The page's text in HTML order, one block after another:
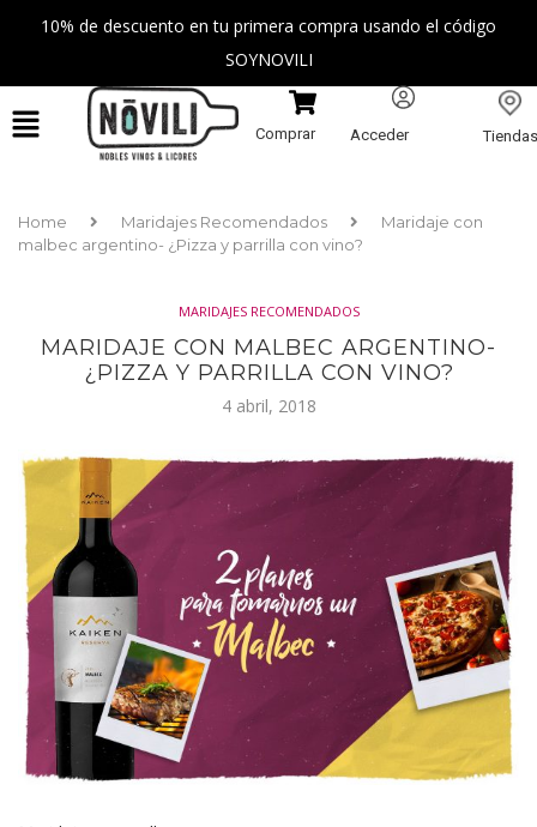
10% de descuento en tu primera compra usando el código
SOYNOVILI
Comprar Acceder Tiendas
Home Maridajes Recomendados
Maridaje con
malbec argentino- ¿Pizza y parrilla con vino?
MARIDAJES RECOMENDADOS
MARIDAJE CON MALBEC ARGENTINO-
¿PIZZA Y PARRILLA CON VINO?
4 abril, 2018